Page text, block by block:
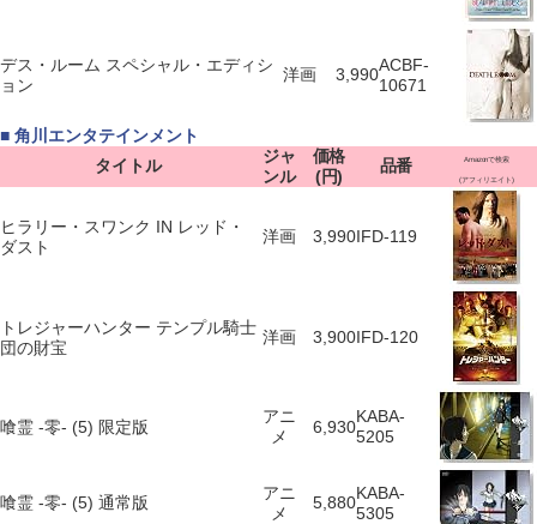
デス・ルーム スペシャル・エディシ
ョン
洋画 3,990ACBF-
10671
■ 角川エンタテインメント
タイトル
ジャ
ンル
価格
(円)
品番 Amazonで検索
(アフィリエイト)
ヒラリー・スワンク IN レッド・
ダスト
洋画 3,990IFD-119
トレジャーハンター テンプル騎士
団の財宝
洋画 3,900IFD-120
喰霊 -零- (5) 限定版
アニ
メ
6,930
KABA-
5205
喰霊 -零- (5) 通常版
アニ
メ
5,880KABA-
5305